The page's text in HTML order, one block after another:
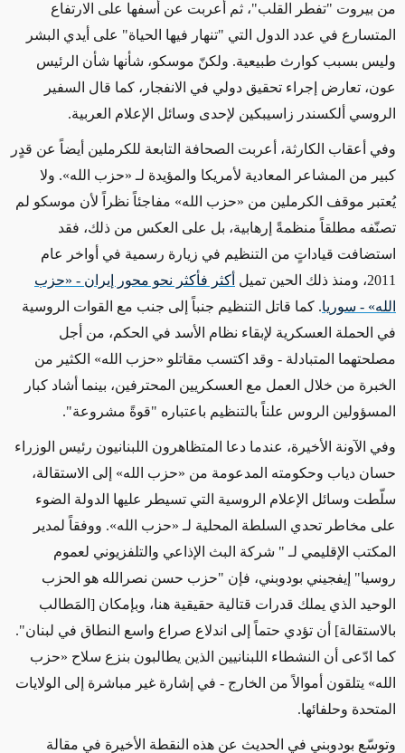
من بيروت "تفطر القلب"، ثم أعربت عن أسفها على الارتفاع
المتسارع في عدد الدول التي "تنهار فيها الحياة" على أيدي البشر
وليس بسبب كوارث طبيعية. ولكنّ موسكو، شأنها شأن الرئيس
عون، تعارض إجراء تحقيق دولي في الانفجار، كما قال السفير
الروسي ألكسندر زاسيبكين لإحدى وسائل الإعلام العربية.
وفي أعقاب الكارثة، أعربت الصحافة التابعة للكرملين أيضاً عن قدٍر
كبير من المشاعر المعادية لأمريكا والمؤيدة لـ «حزب الله». ولا
يُعتبر موقف الكرملين من «حزب الله» مفاجئاً نظراً لأن موسكو لم
تصنّفه مطلقاً منظمةً إرهابية، بل على العكس من ذلك، فقد
استضافت قياداتٍ من التنظيم في زيارة رسمية في أواخر عام
2011، ومنذ ذلك الحين تميل
أكثر فأكثر نحو محور إيران - «حزب
الله» - سوريا. كما قاتل التنظيم جنباً إلى جنب مع القوات الروسية
في الحملة العسكرية لإبقاء نظام الأسد في الحكم، من أجل
مصلحتهما المتبادلة - وقد اكتسب مقاتلو «حزب الله» الكثير من
الخبرة من خلال العمل مع العسكريين المحترفين، بينما أشاد كبار
المسؤولين الروس علناً بالتنظيم باعتباره "قوةً مشروعة".
وفي الآونة الأخيرة، عندما دعا المتظاهرون اللبنانيون رئيس الوزراء
حسان دياب وحكومته المدعومة من «حزب الله» إلى الاستقالة،
سلّطت وسائل الإعلام الروسية التي تسيطر عليها الدولة الضوء
على مخاطر تحدي السلطة المحلية لـ «حزب الله». ووفقاً لمدير
المكتب الإقليمي لـ " شركة البث الإذاعي والتلفزيوني لعموم
روسيا" إيفجيني بودوبني، فإن "حزب حسن نصرالله هو الحزب
الوحيد الذي يملك قدرات قتالية حقيقية هنا، وبإمكان [المَطالب
بالاستقالة] أن تؤدي حتماً إلى اندلاع صراع واسع النطاق في لبنان".
كما ادّعى أن النشطاء اللبنانيين الذين يطالبون بنزع سلاح «حزب
الله» يتلقون أموالاً من الخارج - في إشارة غير مباشرة إلى الولايات
المتحدة وحلفائها.
وتوسّع بودوبني في الحديث عن هذه النقطة الأخيرة في مقالة